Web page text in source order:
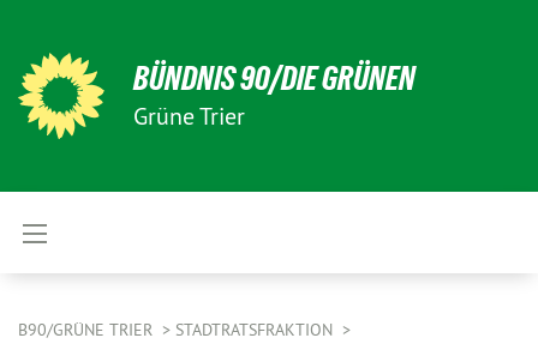
BÜNDNIS 90/DIE GRÜNEN
Grüne Trier
B90/GRÜNE TRIER
STADTRATSFRAKTION